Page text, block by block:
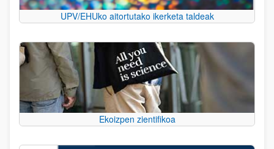
UPV/EHUko aitortutako ikerketa taldeak
Ekoizpen zientifikoa